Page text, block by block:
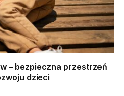
– bezpieczna przestrzeń
dzieci